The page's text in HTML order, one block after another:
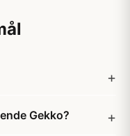
Gekko?